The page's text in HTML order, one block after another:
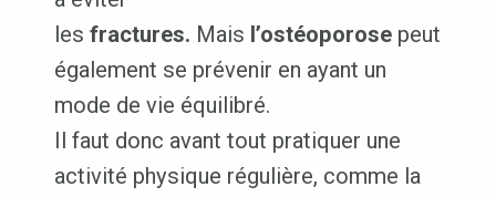
les fractures. Mais l’ostéoporose peut
également se prévenir en ayant un
mode de vie équilibré.
Il faut donc avant tout pratiquer une
activité physique régulière, comme la